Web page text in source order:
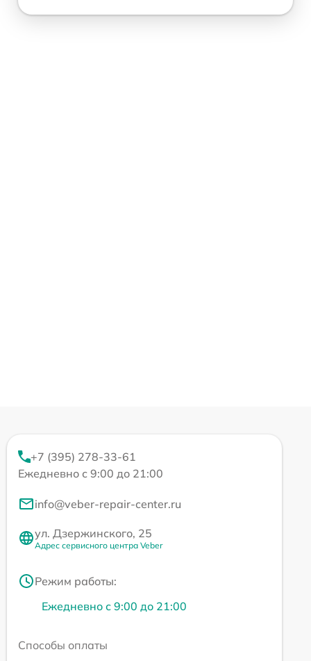
+7 (395) 278-33-61
Ежедневно с 9:00 до 21:00
info@veber-repair-center.ru
ул. Дзержинского, 25
Адрес сервисного центра Veber
Режим работы:
Ежедневно с 9:00 до 21:00
Способы оплаты